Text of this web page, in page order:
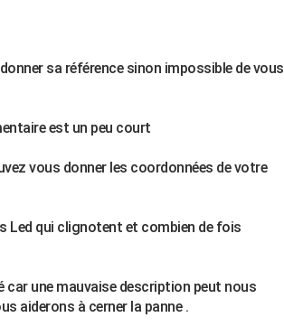
sa référence sinon impossible de vous
est un peu court
vous donner les coordonnées de votre
Led qui clignotent et combien de fois
car une mauvaise description peut nous
aiderons à cerner la panne .